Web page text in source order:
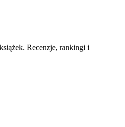
Recenzje, rankingi i